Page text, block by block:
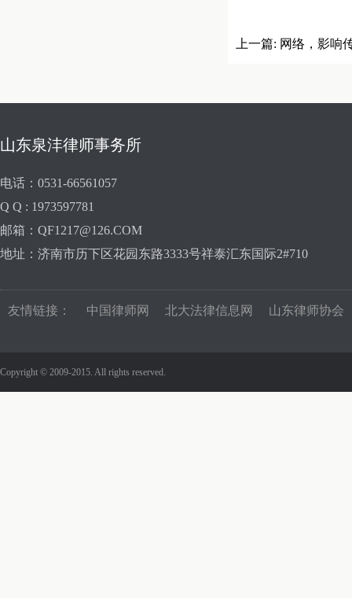
上一篇: 网络，影响
山东泉沣律师事务所
电话：0531-66561057
Q Q : 1973597781
邮箱：QF1217@126.COM
地址：济南市历下区花园东路3333号祥泰汇东国际2#710
友情链接： 中国律师网 北大法律信息网 山东律师协会
Copyright © 2009-2015. All rights reserved.